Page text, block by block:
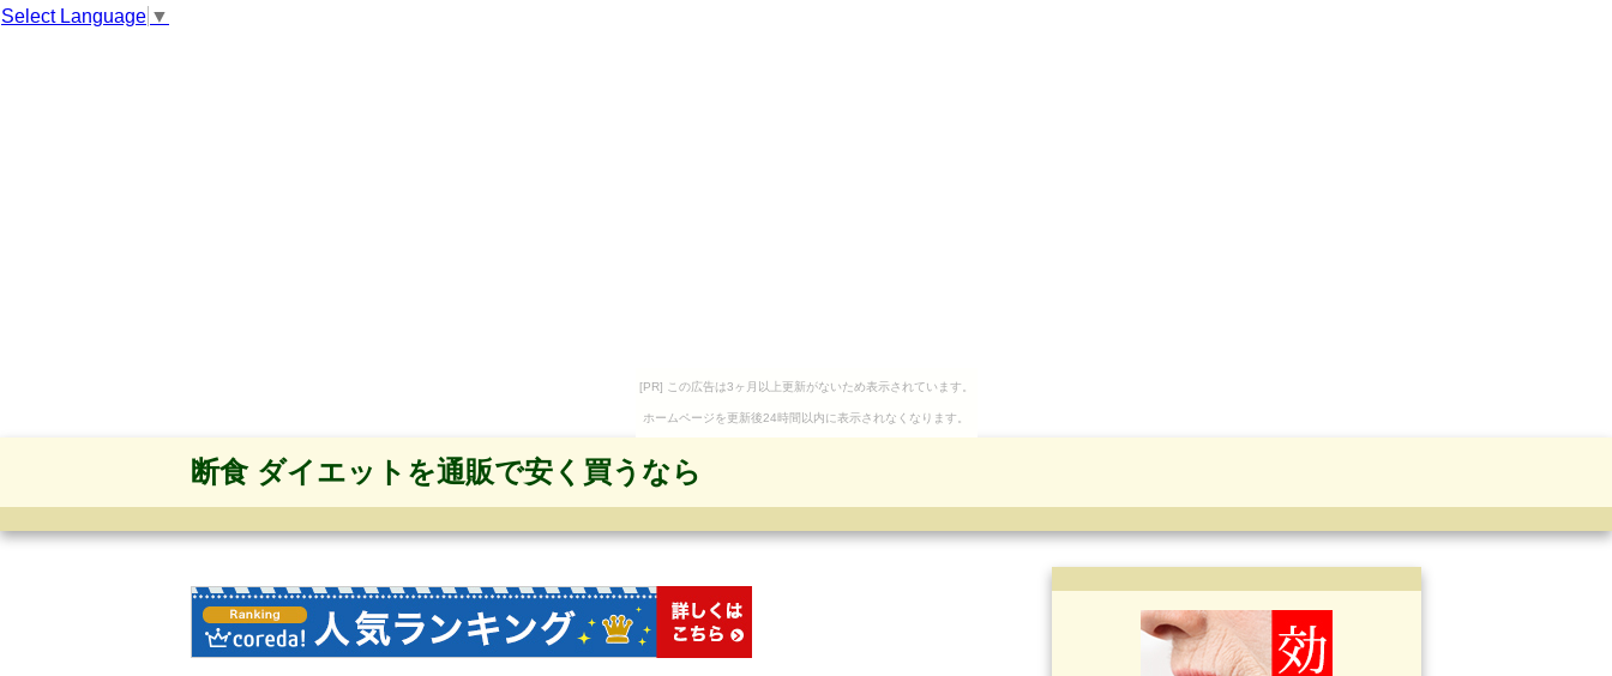
Select Language ▼
[PR] この広告は3ヶ月以上更新がないため表示されています。
ホームページを更新後24時間以内に表示されなくなります。
断食 ダイエットを通販で安く買うなら